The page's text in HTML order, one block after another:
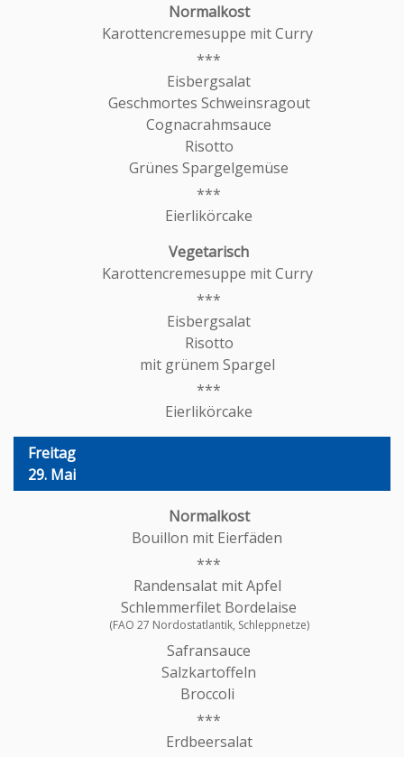
Karottencremesuppe mit Curry
Eisbergsalat
Geschmortes Schweinsragout
Cognacrahmsauce
Risotto
Grünes Spargelgemüse
Eierlikörcake
Karottencremesuppe mit Curry
Eisbergsalat
Risotto
mit grünem Spargel
Eierlikörcake
Freitag
29. Mai
Bouillon mit Eierfäden
Randensalat mit Apfel
Schlemmerfilet Bordelaise
(FAO 27 Nordostatlantik, Schleppnetze)
Safransauce
Salzkartoffeln
Broccoli
Erdbeersalat